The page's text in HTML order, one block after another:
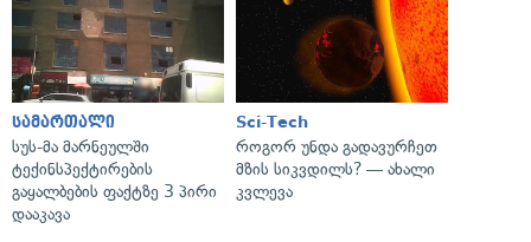
სამართალი
სუს-მა მარნეულში
ტექინსპექტირების
გაყალბების ფაქტზე 3 პირი
დააკავა
Sci-Tech
როგორ უნდა გადავურჩეთ
მზის სიკვდილს? — ახალი
კვლევა